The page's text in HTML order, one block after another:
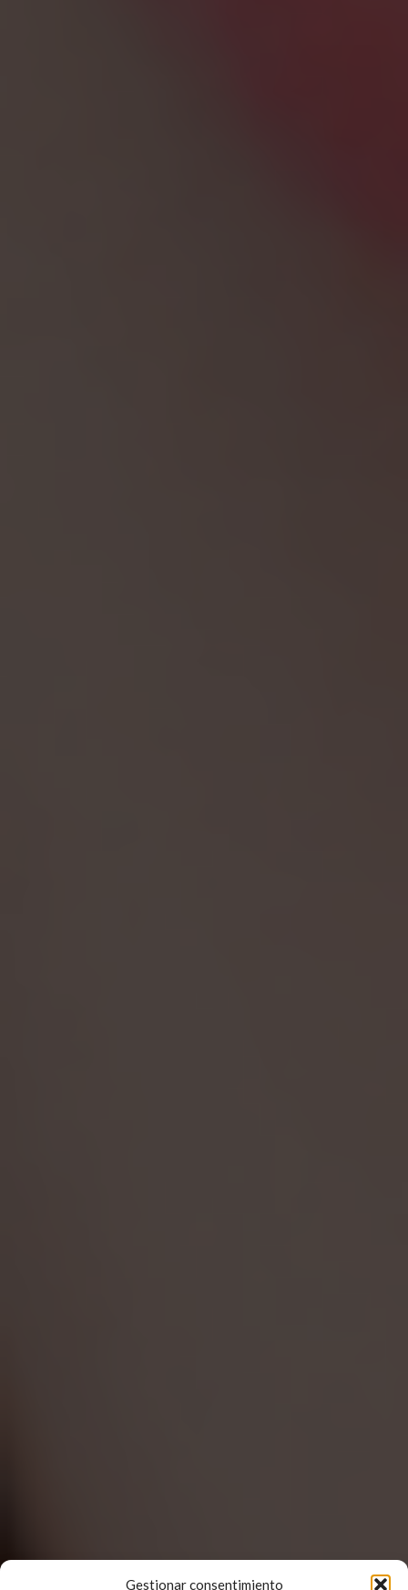
Gestionar consentimiento